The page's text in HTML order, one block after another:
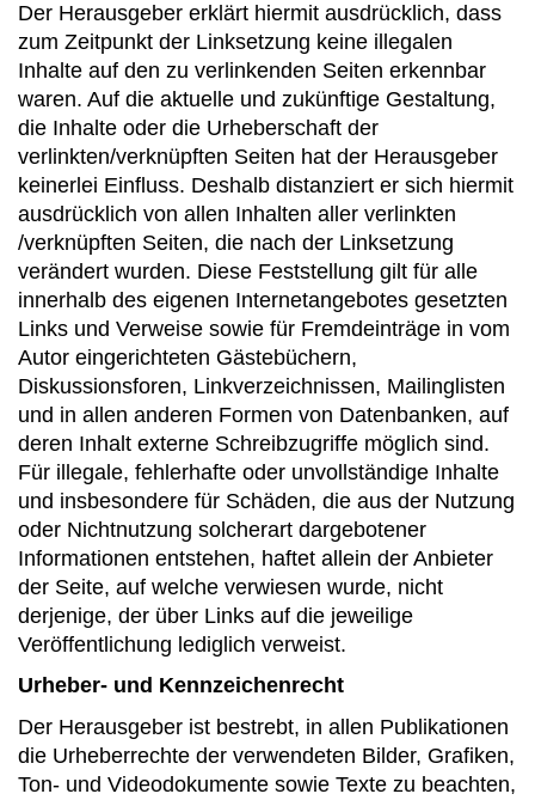
Der Herausgeber erklärt hiermit ausdrücklich, dass
zum Zeitpunkt der Linksetzung keine illegalen
Inhalte auf den zu verlinkenden Seiten erkennbar
waren. Auf die aktuelle und zukünftige Gestaltung,
die Inhalte oder die Urheberschaft der
verlinkten/verknüpften Seiten hat der Herausgeber
keinerlei Einfluss. Deshalb distanziert er sich hiermit
ausdrücklich von allen Inhalten aller verlinkten
/verknüpften Seiten, die nach der Linksetzung
verändert wurden. Diese Feststellung gilt für alle
innerhalb des eigenen Internetangebotes gesetzten
Links und Verweise sowie für Fremdeinträge in vom
Autor eingerichteten Gästebüchern,
Diskussionsforen, Linkverzeichnissen, Mailinglisten
und in allen anderen Formen von Datenbanken, auf
deren Inhalt externe Schreibzugriffe möglich sind.
Für illegale, fehlerhafte oder unvollständige Inhalte
und insbesondere für Schäden, die aus der Nutzung
oder Nichtnutzung solcherart dargebotener
Informationen entstehen, haftet allein der Anbieter
der Seite, auf welche verwiesen wurde, nicht
derjenige, der über Links auf die jeweilige
Veröffentlichung lediglich verweist.
Urheber- und Kennzeichenrecht
Der Herausgeber ist bestrebt, in allen Publikationen
die Urheberrechte der verwendeten Bilder, Grafiken,
Ton- und Videodokumente sowie Texte zu beachten,